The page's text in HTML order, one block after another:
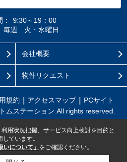
9:30～19：00
毎週 火・水曜日
会社概要
物件リクエスト
規約 アクセスマップ
PCサイト
ステーション All rights reserved.
用状況把握、サービス向上検討を目的と
ています。
いについて」 をご確認ください。